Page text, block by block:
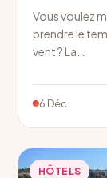
Vous voulez
prendre le
vent ? La…
6 Déc
HÔTELS